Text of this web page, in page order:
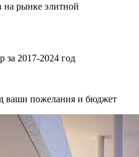
на рынке элитной
за 2017-2024 год
ваши пожелания и бюджет